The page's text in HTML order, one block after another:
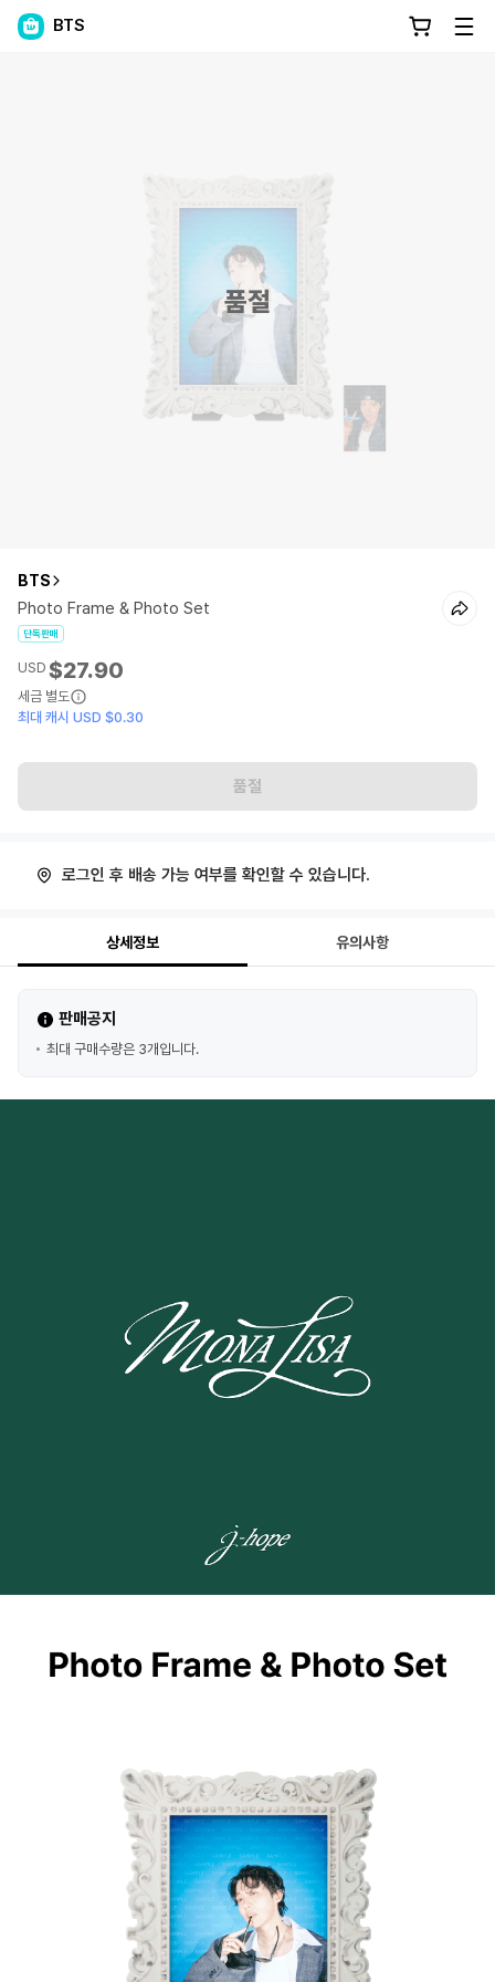
BTS
품절
BTS
Photo Frame & Photo Set
단독판매
USD $27.90
세금 별도
최대 캐시 USD $0.30
품절
로그인 후 배송 가능 여부를 확인할 수 있습니다.
상세정보 유의사항
판매공지
최대 구매수량은 3개입니다.